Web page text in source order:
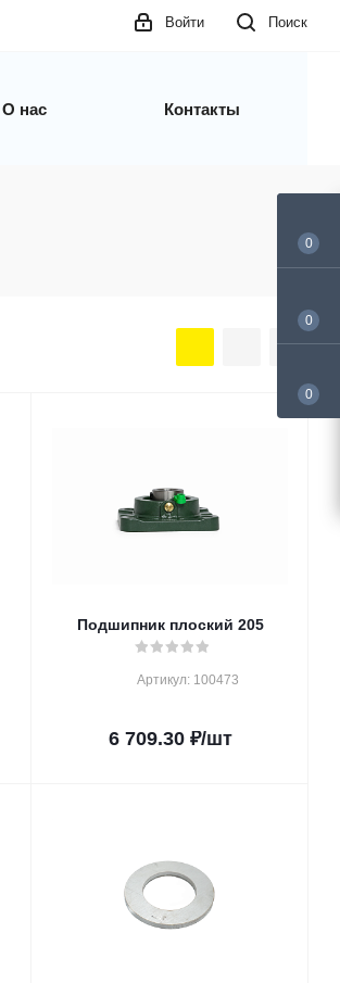
Поиск
Войти
О нас Контакты
Подшипник плоский 205
Артикул: 100473
6 709.30₽/шт
0
0
0